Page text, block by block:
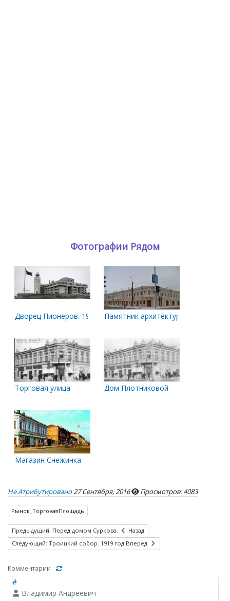
Фотографии Рядом
Дворец Пионеров. 1979 годПамятник архитектуры.
Торговая улица Дом Плотниковой
Магазин Снежинка
Не Атрибутировано27 Сентября, 2016 Просмотров: 4083
Рынок_ТорговаяПлощадь
Предыдущий: Перед домом Суркова.
Назад
Следующий: Троицкий собор. 1919 год Вперед
Комментарии
#
Владимир Андреевич